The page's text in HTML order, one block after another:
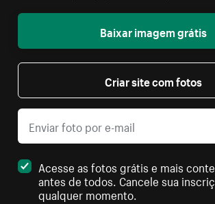
Baixar imagem grátis
Criar site com fotos
Acesse as fotos grátis e mais
antes de todos. Cancele sua
qualquer momento.